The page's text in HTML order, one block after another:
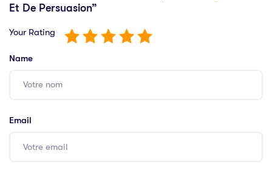
Et De Persuasion”
Your Rating
Name
Email